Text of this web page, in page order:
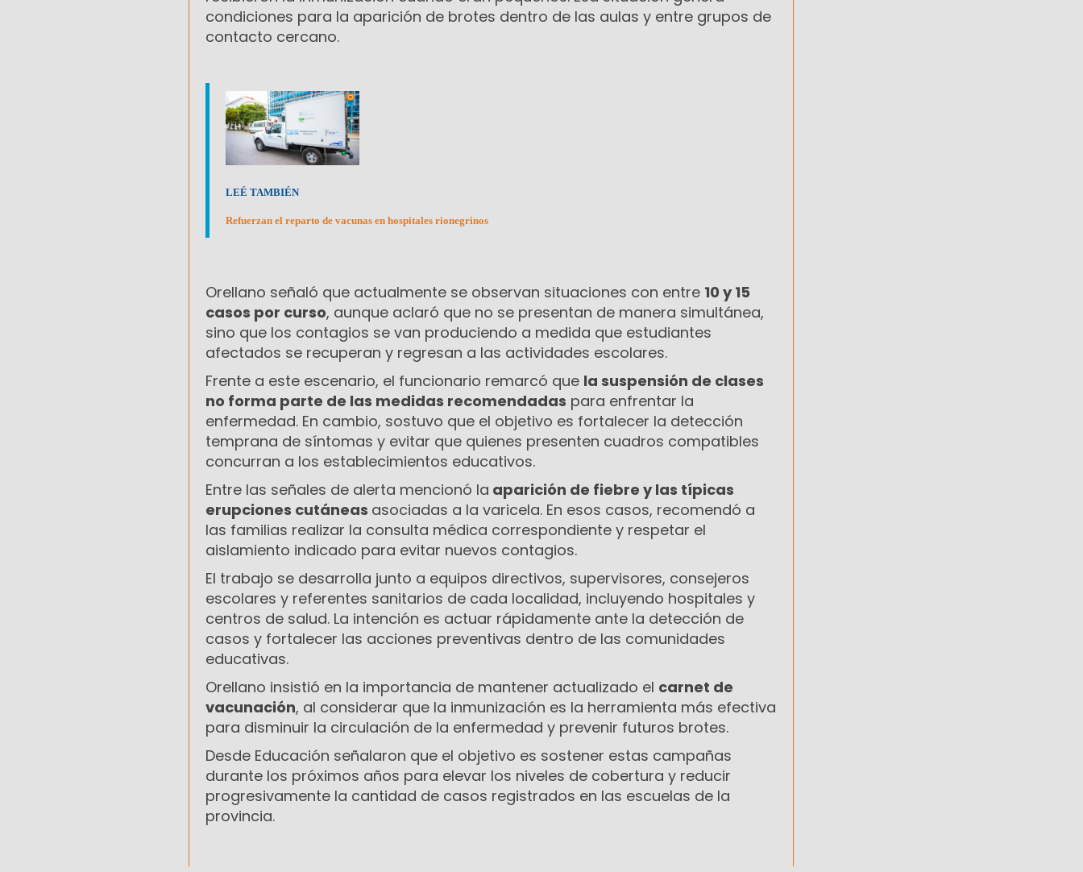
condiciones para la aparición de brotes dentro de las aulas y entre grupos de
contacto cercano.
LEÉ TAMBIÉN
Refuerzan el reparto de vacunas en hospitales rionegrinos
Orellano señaló que actualmente se observan situaciones con entre 10 y 15
casos por curso, aunque aclaró que no se presentan de manera simultánea,
sino que los contagios se van produciendo a medida que estudiantes
afectados se recuperan y regresan a las actividades escolares.
Frente a este escenario, el funcionario remarcó que la suspensión de clases
no forma parte de las medidas recomendadas para enfrentar la
enfermedad. En cambio, sostuvo que el objetivo es fortalecer la detección
temprana de síntomas y evitar que quienes presenten cuadros compatibles
concurran a los establecimientos educativos.
Entre las señales de alerta mencionó la aparición de fiebre y las típicas
erupciones cutáneas asociadas a la varicela. En esos casos, recomendó a
las familias realizar la consulta médica correspondiente y respetar el
aislamiento indicado para evitar nuevos contagios.
El trabajo se desarrolla junto a equipos directivos, supervisores, consejeros
escolares y referentes sanitarios de cada localidad, incluyendo hospitales y
centros de salud. La intención es actuar rápidamente ante la detección de
casos y fortalecer las acciones preventivas dentro de las comunidades
educativas.
Orellano insistió en la importancia de mantener actualizado el carnet de
vacunación, al considerar que la inmunización es la herramienta más efectiva
para disminuir la circulación de la enfermedad y prevenir futuros brotes.
Desde Educación señalaron que el objetivo es sostener estas campañas
durante los próximos años para elevar los niveles de cobertura y reducir
progresivamente la cantidad de casos registrados en las escuelas de la
provincia.